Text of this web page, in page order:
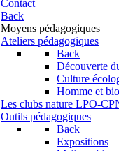
Contact
Back
Moyens pédagogiques
Ateliers pédagogiques
Back
Découverte
Culture
Homme et
Les clubs nature LPO-
Outils pédagogiques
Back
Expositions